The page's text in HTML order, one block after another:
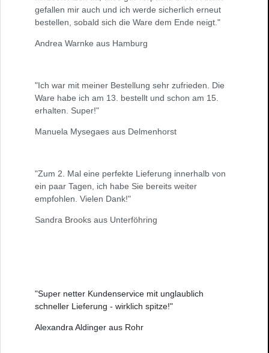
gefallen mir auch und ich werde sicherlich erneut
bestellen, sobald sich die Ware dem Ende neigt."
Andrea Warnke aus Hamburg
"Ich war mit meiner Bestellung sehr zufrieden. Die
Ware habe ich am 13. bestellt und schon am 15.
erhalten. Super!"
Manuela Mysegaes aus Delmenhorst
"Zum 2. Mal eine perfekte Lieferung innerhalb von
ein paar Tagen, ich habe Sie bereits weiter
empfohlen. Vielen Dank!"
Sandra Brooks aus Unterföhring
"Super netter Kundenservice mit unglaublich
schneller Lieferung - wirklich spitze!"
Alexandra Aldinger aus Rohr